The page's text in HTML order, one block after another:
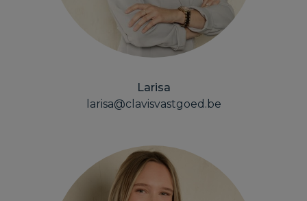
Larisa
larisa@clavisvastgoed.be